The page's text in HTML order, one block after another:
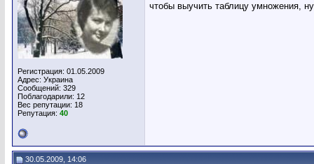
Регистрация: 01.05.2009
Адрес: Украина
Сообщений: 329
Поблагодарили: 12
Вес репутации: 18
Репутация: 40
чтобы выучить таблицу умножения,
30.05.2009, 14:06